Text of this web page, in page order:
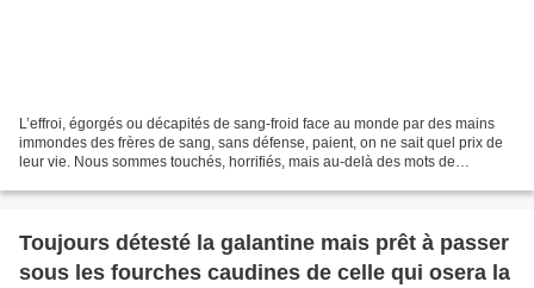
L’effroi, égorgés ou décapités de sang-froid face au monde par des mains
immondes des frères de sang, sans défense, paient, on ne sait quel prix de
leur vie. Nous sommes touchés, horrifiés, mais au-delà des mots de
Toujours détesté la galantine mais prêt à passer
sous les fourches caudines de celle qui osera la